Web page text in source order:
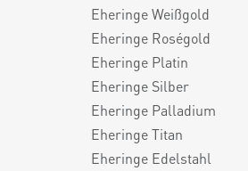
Eheringe Weißgold
Eheringe Roségold
Eheringe Platin
Eheringe Silber
Eheringe Palladium
Eheringe Titan
Eheringe Edelstahl